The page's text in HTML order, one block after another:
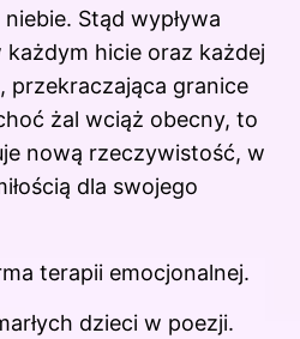
Stąd wypływa
hicie oraz każdej
przekraczająca granice
żal wciąż obecny, to
nową rzeczywistość, w
dla swojego
terapii emocjonalnej.
dzieci w poezji.